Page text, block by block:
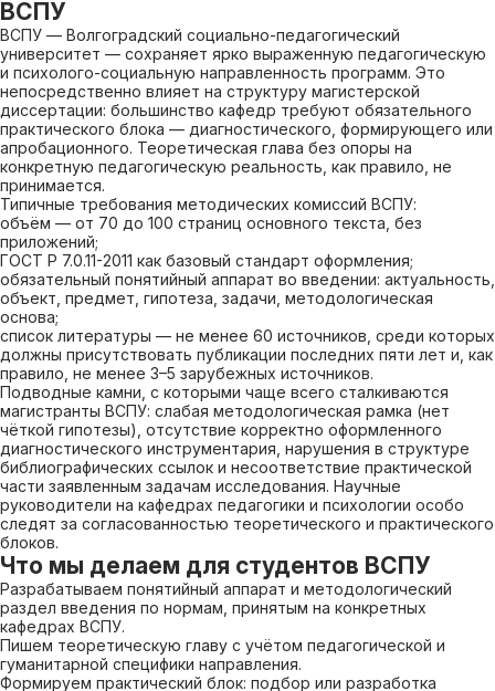
ВСПУ
ВСПУ — Волгоградский социально-педагогический
университет — сохраняет ярко выраженную педагогическую
и психолого-социальную направленность программ. Это
непосредственно влияет на структуру магистерской
диссертации: большинство кафедр требуют обязательного
практического блока — диагностического, формирующего или
апробационного. Теоретическая глава без опоры на
конкретную педагогическую реальность, как правило, не
принимается.
Типичные требования методических комиссий ВСПУ:
объём — от 70 до 100 страниц основного текста, без
приложений;
ГОСТ Р 7.0.11-2011 как базовый стандарт оформления;
обязательный понятийный аппарат во введении: актуальность,
объект, предмет, гипотеза, задачи, методологическая
основа;
список литературы — не менее 60 источников, среди которых
должны присутствовать публикации последних пяти лет и, как
правило, не менее 3–5 зарубежных источников.
Подводные камни, с которыми чаще всего сталкиваются
магистранты ВСПУ: слабая методологическая рамка (нет
чёткой гипотезы), отсутствие корректно оформленного
диагностического инструментария, нарушения в структуре
библиографических ссылок и несоответствие практической
части заявленным задачам исследования. Научные
руководители на кафедрах педагогики и психологии особо
следят за согласованностью теоретического и практического
блоков.
Что мы делаем для студентов ВСПУ
Разрабатываем понятийный аппарат и методологический
раздел введения по нормам, принятым на конкретных
кафедрах ВСПУ.
Пишем теоретическую главу с учётом педагогической и
гуманитарной специфики направления.
Формируем практический блок: подбор или разработка